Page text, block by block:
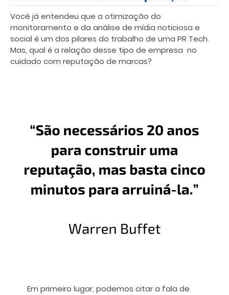
Você já entendeu que a otimização do
monitoramento e da análise de mídia noticiosa e
social é um dos pilares do trabalho de uma PR Tech.
Mas, qual é a relação desse tipo de empresa no
cuidado com reputação de marcas?
Em primeiro lugar, podemos citar a fala de